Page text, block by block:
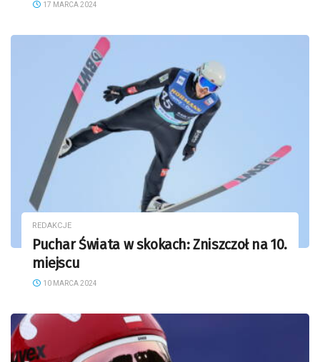
17 MARCA 2024
REDAKCJE
Puchar Świata w skokach: Zniszczoł na 10.
miejscu
10 MARCA 2024